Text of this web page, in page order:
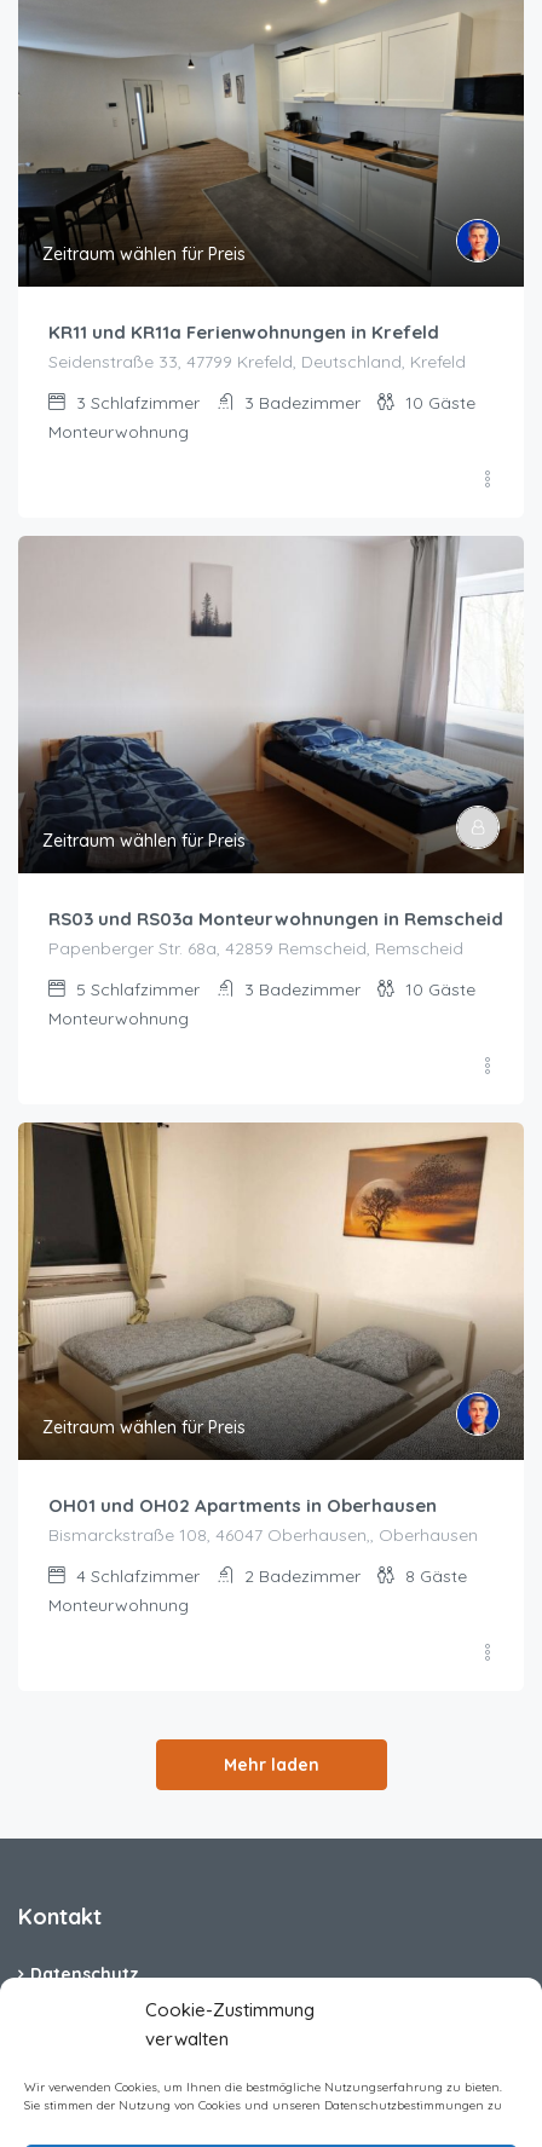
Cookie-Zustimmung
verwalten
Wir verwenden Cookies, um Ihnen die bestmögliche Nutzungserfahrung zu bieten.
Sie stimmen der Nutzung von Cookies und unseren Datenschutzbestimmungen zu
Zeitraum wählen für Preis
KR11 und KR11a Ferienwohnungen in Krefeld
Seidenstraße 33, 47799 Krefeld, Deutschland, Krefeld
3 Schlafzimmer 3 Badezimmer 10 Gäste
Monteurwohnung
Zeitraum wählen für Preis
RS03 und RS03a Monteurwohnungen in Remscheid
Papenberger Str. 68a, 42859 Remscheid, Remscheid
5 Schlafzimmer 3 Badezimmer 10 Gäste
Monteurwohnung
Zeitraum wählen für Preis
OH01 und OH02 Apartments in Oberhausen
Bismarckstraße 108, 46047 Oberhausen,, Oberhausen
4 Schlafzimmer 2 Badezimmer 8 Gäste
Monteurwohnung
Mehr laden
Kontakt
Datenschutz
Cookie-Richtlinie (EU)
Barrierefreiheit